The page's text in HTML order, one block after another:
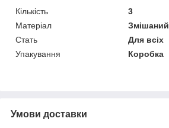
Кількість
3
Матеріал
Змішаний
Стать
Для всіх
Упакування
Коробка
Умови доставки